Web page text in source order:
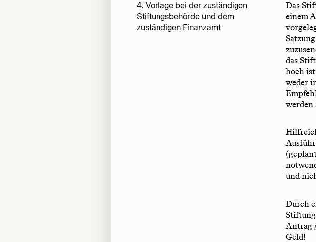
4. Vorlage bei der zuständigen
Stiftungsbehörde und dem
zuständigen Finanzamt
Das
einem
das
hoch
weder
werden
und
Durch
Antrag
Geld!